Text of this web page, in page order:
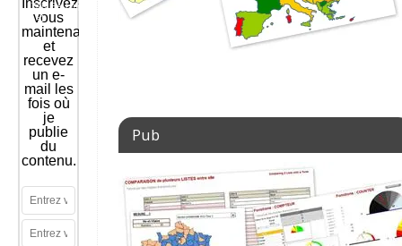
TABLEAU.mp4?
_=1
Inscrivez-
vous
maintenant
et
recevez
un e-
mail les
fois où
je
publie
du
contenu.
Pub